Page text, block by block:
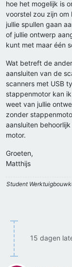
hoe het mogelijk is
voorstel zou zijn
jullie spullen gaan
of jullie ontwerp
kunt met maar één
Wat betreft de
aansluiten van de
scanners met USB
stappenmotor kan
weet van jullie
zonder
aansluiten
motor.
Groeten,
Matthijs
Student
15 dagen